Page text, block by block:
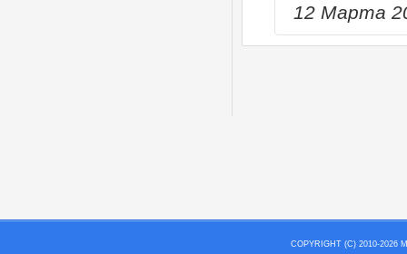
12 Марта
COPYRIGHT (C) 2010-